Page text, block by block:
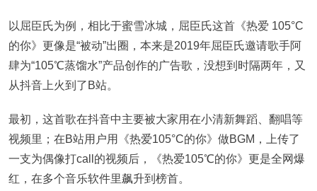
以屈臣氏为例，相比于蜜雪冰城，屈臣氏这首《热爱 105°C
的你》更像是“被动”出圈，本来是2019年屈臣氏邀请歌手阿
肆为“105℃蒸馏水”产品创作的广告歌，没想到时隔两年，又
从抖音上火到了B站。
最初，这首歌在抖音中主要被大家用在小清新舞蹈、翻唱等
视频里；在B站用户用《热爱105°C的你》做BGM，上传了
一支为偶像打call的视频后，《热爱105℃的你》更是全网爆
红，在多个音乐软件里飙升到榜首。